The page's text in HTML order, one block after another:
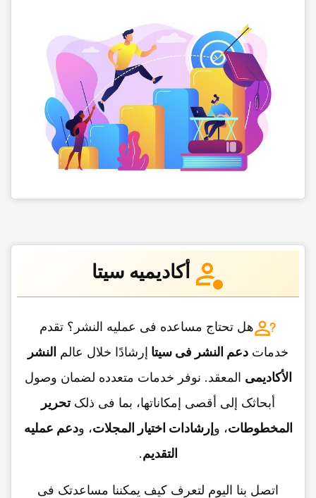
أکادیمیه سیتا
هل تحتاج مساعده فی عملیه النشر؟ تقدم
خدمات دعم النشر فی سیتا إرشادًا خلال عالم النشر
الأکادیمی المعقد. نوفر خدمات متعدده لضمان وصول
أبحاثک إلى أقصى إمکاناتها، بما فی ذلکتحریر
المخطوطات، وإرشادات اختیار المجلات، ودعم عملیه
التقدیم.
اتصل بنا الیوم لتعرف کیف یمکننا مساعدتک فی